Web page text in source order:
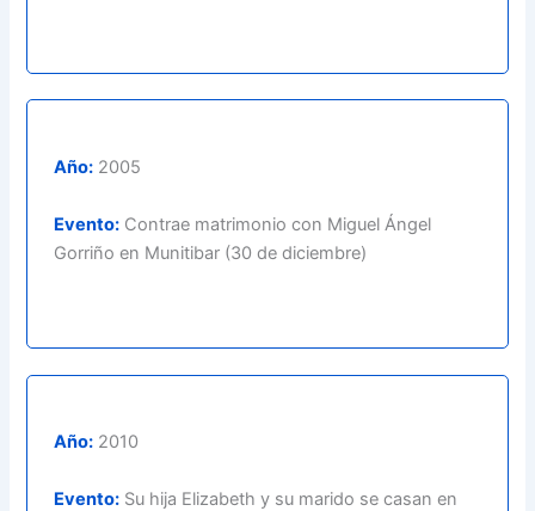
Año: 2005
Evento: Contrae matrimonio con Miguel Ángel
Gorriño en Munitibar (30 de diciembre)
Año: 2010
Evento: Su hija Elizabeth y su marido se casan en